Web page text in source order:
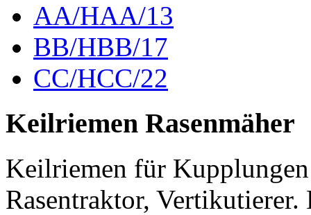
AA/HAA/13
BB/HBB/17
CC/HCC/22
Keilriemen Rasenmäher
Keilriemen für Kupplungen
Rasentraktor,